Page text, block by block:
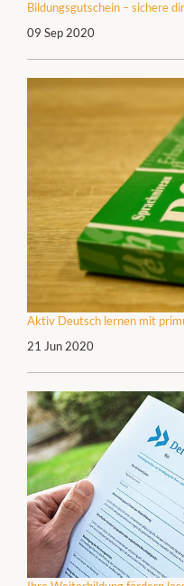
Bildungsgutschein – sichere
09 Sep 2020
Aktiv Deutsch lernen mit
21 Jun 2020